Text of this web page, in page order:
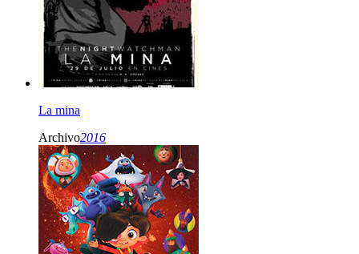
La mina
Archivo2016